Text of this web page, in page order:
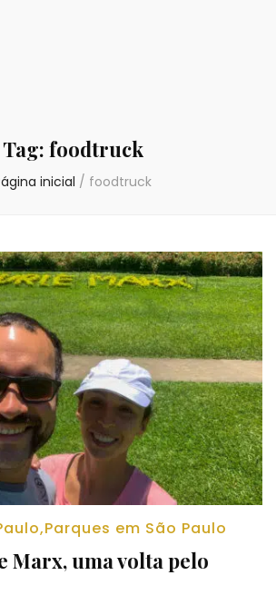
Tag: foodtruck
inicial / foodtruck
,Parques em São Paulo
Marx, uma volta pelo